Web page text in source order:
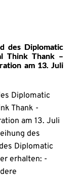
des Diplomatic
Think Thank –
am 13. Juli
Diplomatic
Thank -
am 13. Juli
des
Diplomatic
erhalten: -